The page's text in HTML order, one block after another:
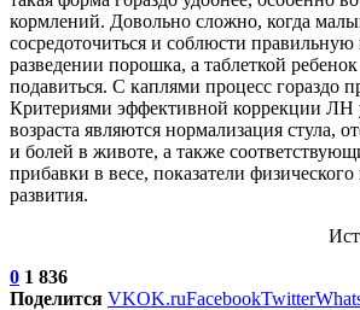
кормлений. Довольно сложно, когда
сосредоточиться и соблюсти
разведении порошка, а таблеткой
подавиться. С каплями процесс гораздо
Критериями эффективной коррекции ЛН
возраста являются нормализация стула,
и болей в животе, а также
прибавки в весе, показатели
развития.
0 1 836
Поделится VKOK.ruFacebookTwitter